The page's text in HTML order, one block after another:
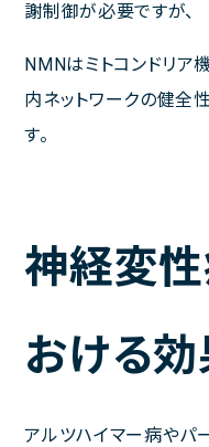
謝制御が必要ですが、
NMNはミトコンドリア
内ネットワークの健全
す。
神経変
おける効
アルツハイマー病やパ